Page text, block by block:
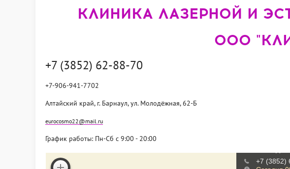
КЛИНИКА ЛАЗЕРНОЙ И
ООО
+7 (3852) 62-88-70
+7-906-941-7702
Алтайский край, г. Барнаул, ул. Молодёжная, 62-Б
eurocosmo22@mail.ru
График работы: Пн-Сб с 9:00 - 20:00